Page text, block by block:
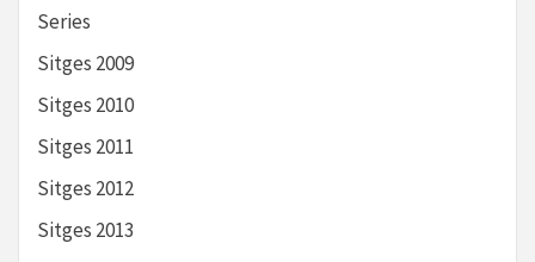
Series
Sitges 2009
Sitges 2010
Sitges 2011
Sitges 2012
Sitges 2013